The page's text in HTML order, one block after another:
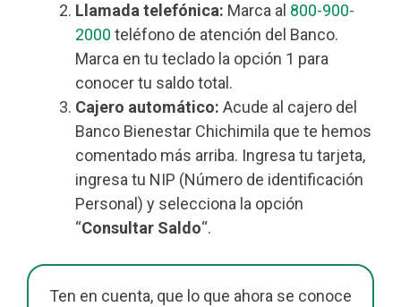
Llamada telefónica: Marca al 800-900-
2000 teléfono de atención del Banco.
Marca en tu teclado la opción 1 para
conocer tu saldo total.
Cajero automático: Acude al cajero del
Banco Bienestar Chichimila que te hemos
comentado más arriba. Ingresa tu tarjeta,
ingresa tu NIP (Número de identificación
Personal) y selecciona la opción
“Consultar Saldo“.
Ten en cuenta, que lo que ahora se conoce